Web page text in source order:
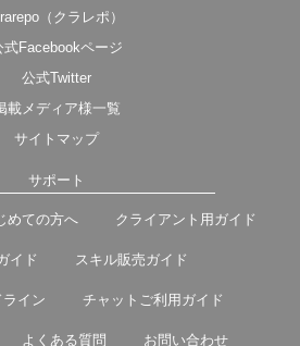
（クラレポ）
式Facebookページ
公式Twitter
載メディア様一覧
サイトマップ
サポート
めての方へ クライアント用ガイド
イド スキル販売ガイド
イン チャットご利用ガイド
よくある質問 お問い合わせ